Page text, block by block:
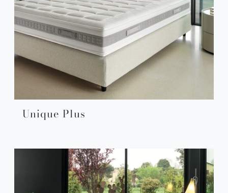
Unique Plus